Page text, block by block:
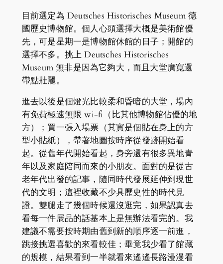
目前選定為 Deutsches Historisches Museum 德
國歷史博物館。個人心頭選擇大概是美術館優
先，可是星期一是博物館休館的日子；開館的
選擇不多。挑上 Deutsches Historisches
Museum 無非是因為它夠大，而且大堂廣寬還
帶點壯麗。
進去以後是個燈光比較柔和昏暗的大堂，場內
有免費極速無限 wi-fi（比其他博物館佔優的地
方）；買一張入場票（其實是個貼在身上的方
型小貼紙），帶著地圖按時序從發跡開始看
起。從舊年代開始看起，身旁還有很多異地青
年以及家庭陪同而來的小朋友。面對的是從古
老年代出發的記事，隨同時代發展延伸到現世
代的文明；這裡收藏不少具歷史性的時代見
證。雙腿走了幾個時候還沒逛完，如果認真去
看每一件展品的話基本上是無辦法看完的。我
建議不需要按時期由舊到新的順序逐一前進，
跳接挑選喜歡的來看較佳；畢竟我少看了館藏
的規模，結果看到一半就看來遙遙長路漫漫看